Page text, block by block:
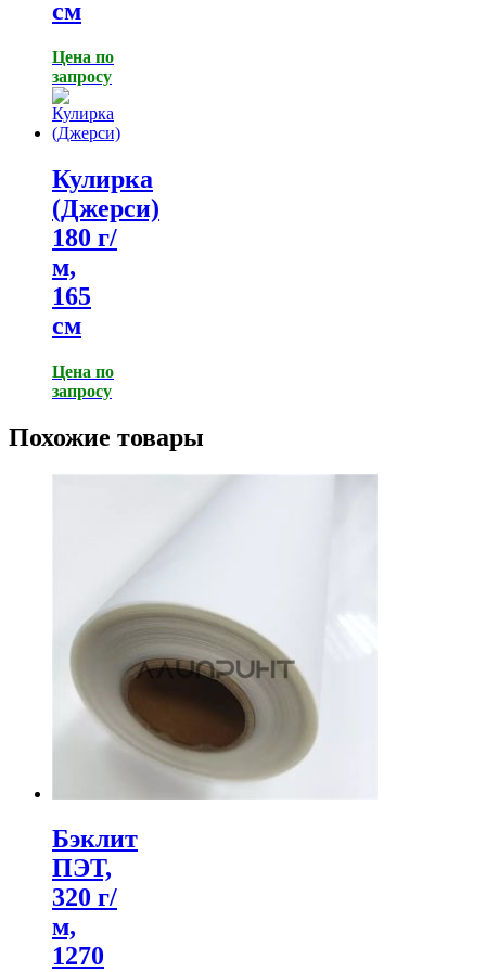
см
Цена по
запросу
Кулирка
(Джерси)
180 г/
м,
165
см
Цена по
запросу
Похожие товары
Бэклит
ПЭТ,
320 г/
м,
1270